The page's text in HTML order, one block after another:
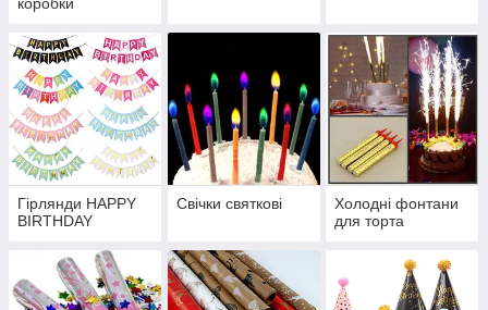
Гірлянди HAPPY
BIRTHDAY
Свічки святкові
Холодні фонтани
для торта